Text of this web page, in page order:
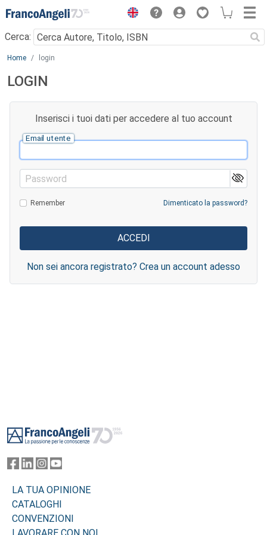
Menu
Cerca:
Main content
Home login
LOGIN
Inserisci i tuoi dati per accedere al tuo account
Email utente
Password
Remember Dimenticato la password?
Non sei ancora registrato? Crea un account adesso
LA TUA OPINIONE
CATALOGHI
CONVENZIONI